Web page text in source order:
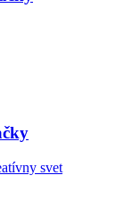
svet